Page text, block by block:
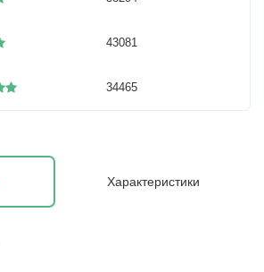
43081
34465
Характеристики